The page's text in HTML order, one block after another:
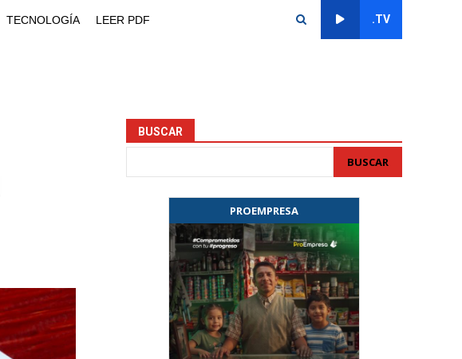
TECNOLOGÍA LEER PDF .TV
BUSCAR
BUSCAR
PROEMPRESA